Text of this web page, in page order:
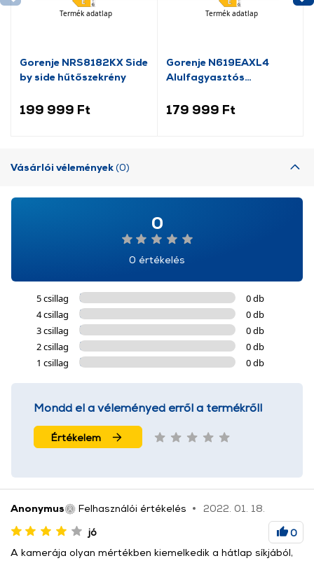
További információk:
Adatvédelem
Termék adatlap
Gorenje NRS8182KX Side
by side hűtőszekrény
199 999 Ft
Termék adatlap
Gorenje N619EAXL4
Alulfagyasztós
179 999 Ft
Vásárlói vélemények(0)
0
0 értékelés
5 csillag
0 db
4 csillag
0 db
3 csillag
0 db
2 csillag
0 db
1 csillag
0 db
Mondd el a véleményed erről a termékről!
Értékelem
Anonymus Felhasználói értékelés
2022. 01. 18.
jó
0
A kamerája olyan mértékben kiemelkedik a hátlap síkjából,